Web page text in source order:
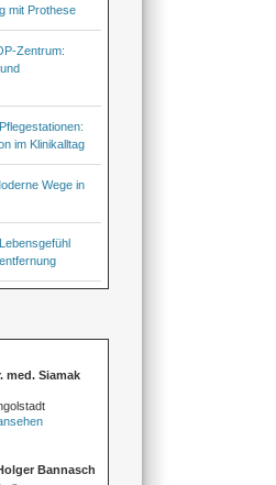
mit Prothese
Zentrum:
im Klinikalltag
Wege in
med. Siamak
Bannasch